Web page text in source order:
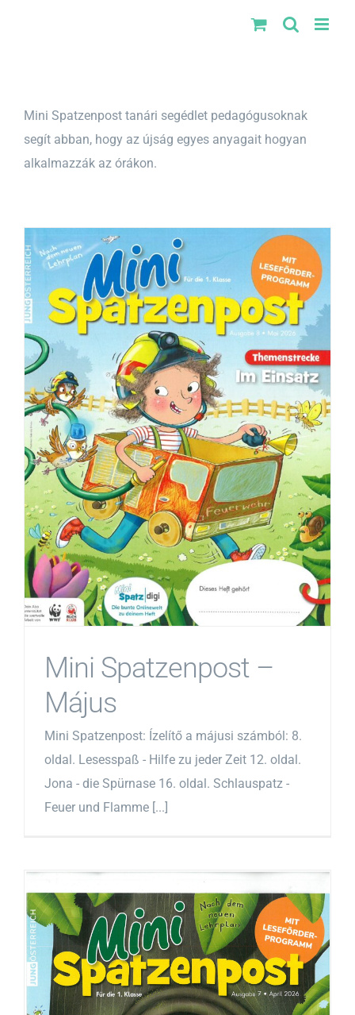
Mini Spatzenpost tanári segédlet pedagógusoknak
segít abban, hogy az újság egyes anyagait hogyan
alkalmazzák az órákon.
Mini Spatzenpost –
Május
Mini Spatzenpost: Ízelítő a májusi számból: 8.
oldal. Lesesspaß - Hilfe zu jeder Zeit 12. oldal.
Jona - die Spürnase 16. oldal. Schlauspatz -
Feuer und Flamme [...]